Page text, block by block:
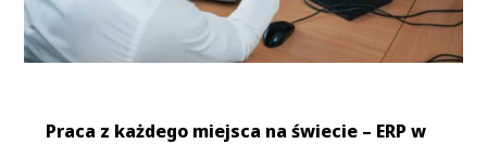
Praca z każdego miejsca na świecie – ERP w